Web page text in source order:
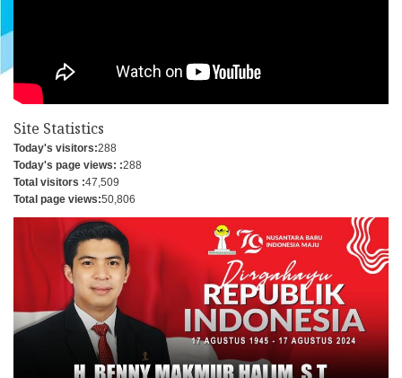
Site Statistics
Today's visitors:288
Today's page views: :288
Total visitors :47,509
Total page views:50,806